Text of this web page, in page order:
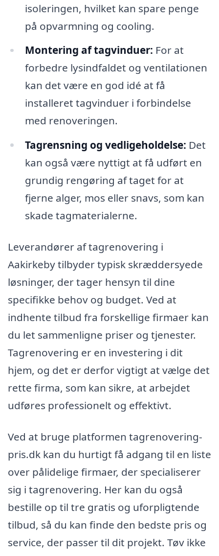
isoleringen, hvilket kan spare penge
på opvarmning og cooling.
Montering af tagvinduer: For at
forbedre lysindfaldet og ventilationen
kan det være en god idé at få
installeret tagvinduer i forbindelse
med renoveringen.
Tagrensning og vedligeholdelse: Det
kan også være nyttigt at få udført en
grundig rengøring af taget for at
fjerne alger, mos eller snavs, som kan
skade tagmaterialerne.
Leverandører af tagrenovering i
Aakirkeby tilbyder typisk skræddersyede
løsninger, der tager hensyn til dine
specifikke behov og budget. Ved at
indhente tilbud fra forskellige firmaer kan
du let sammenligne priser og tjenester.
Tagrenovering er en investering i dit
hjem, og det er derfor vigtigt at vælge det
rette firma, som kan sikre, at arbejdet
udføres professionelt og effektivt.
Ved at bruge platformen tagrenovering-
pris.dk kan du hurtigt få adgang til en liste
over pålidelige firmaer, der specialiserer
sig i tagrenovering. Her kan du også
bestille op til tre gratis og uforpligtende
tilbud, så du kan finde den bedste pris og
service, der passer til dit projekt. Tøv ikke